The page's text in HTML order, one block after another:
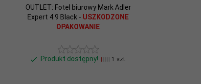
OUTLET: Fotel biurowy Mark Adler
Expert 4.9 Black - USZKODZONE
OPAKOWANIE
Produkt dostępny! 1 szt.